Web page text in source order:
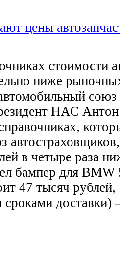
цены
стоимости
ниже
НАС
в четыре раза
бампер для BMW
47 тысяч